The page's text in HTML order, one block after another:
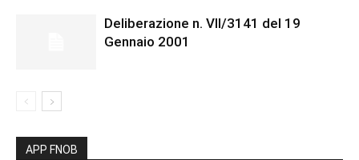
Deliberazione n. VII/3141 del 19
Gennaio 2001
APP FNOB